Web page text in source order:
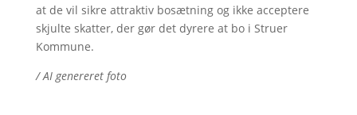
at de vil sikre attraktiv bosætning og ikke acceptere
skjulte skatter, der gør det dyrere at bo i Struer
Kommune.
/ AI genereret foto